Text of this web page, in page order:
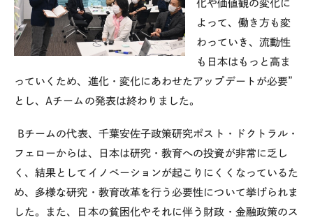
化や価値観の変化に
よって、働き方も変
わっていき、流動性
も日本はもっと高ま
っていくため、進化・変化にあわせたアップデートが必要”
とし、Aチームの発表は終わりました。
Bチームの代表、千葉安佐子政策研究ポスト・ドクトラル・
フェローからは、日本は研究・教育への投資が非常に乏し
く、結果としてイノベーションが起こりにくくなっているた
め、多様な研究・教育改革を行う必要性について挙げられま
した。また、日本の貧困化やそれに伴う財政・金融政策のス